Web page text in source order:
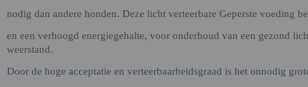
nodig dan andere honden. Deze licht verteerbare Geperste voeding
en een verhoogd energiegehalte, voor onderhoud van een gezond
weerstand.
Door de hoge acceptatie en verteerbaarheidsgraad is het onnodig